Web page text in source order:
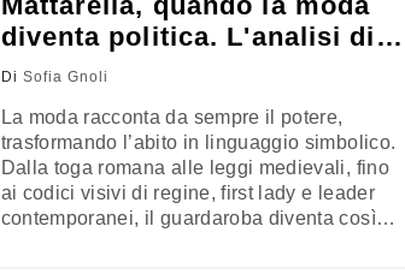
diventa politica. L'analisi di
Gnoli
Di Sofia Gnoli
La moda racconta da sempre il potere,
trasformando l’abito in linguaggio simbolico.
Dalla toga romana alle leggi medievali, fino
ai codici visivi di regine, first lady e leader
contemporanei, il guardaroba diventa così